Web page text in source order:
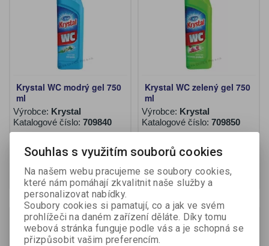
Krystal WC modrý gel 750
ml
Výrobce: Krystal
Katalogové číslo: 709840
Koupit
Krystal WC zelený gel 750
ml
Výrobce: Krystal
Katalogové číslo: 709850
Koupit
Akce
Sleva
16,00 %
Souhlas s využitím souborů cookies
Na našem webu pracujeme se soubory cookies,
které nám pomáhají zkvalitnit naše služby a
personalizovat nabídky.
Soubory cookies si pamatují, co a jak ve svém
prohlížeči na daném zařízení děláte. Díky tomu
webová stránka funguje podle vás a je schopná se
přizpůsobit vašim preferencím.